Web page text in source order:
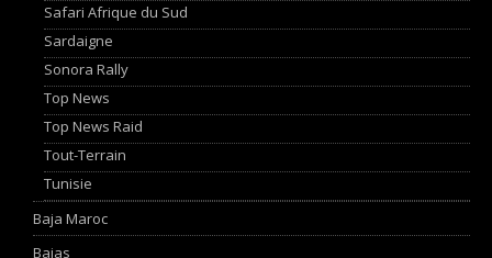
Safari Afrique du Sud
Sardaigne
Sonora Rally
Top News
Top News Raid
Tout-Terrain
Tunisie
Baja Maroc
Bajas